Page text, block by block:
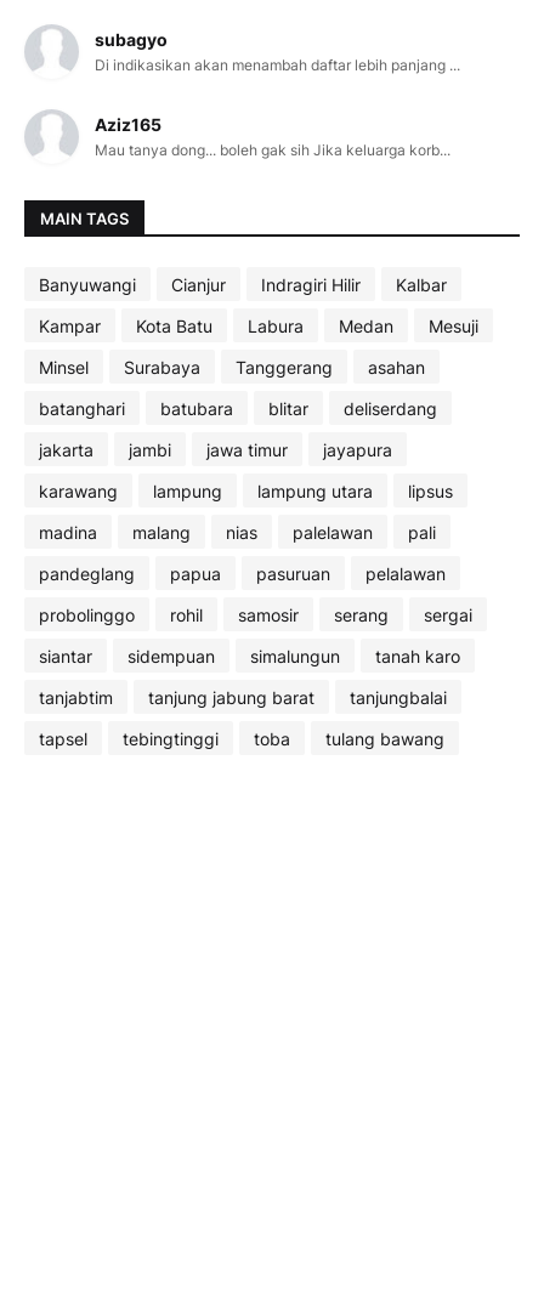
subagyo
Di indikasikan akan menambah daftar lebih panjang ...
Aziz165
Mau tanya dong... boleh gak sih Jika keluarga korb...
MAIN TAGS
Banyuwangi Cianjur Indragiri Hilir
Kalbar
Kampar
Kota Batu Labura Medan
Mesuji
Minsel
Surabaya Tanggerang
asahan
batanghari
batubara blitar
deliserdang
jakarta
jambi jawa timur
jayapura
karawang
lampung lampung utara
lipsus
madina
malang nias palelawan
pali
pandeglang
papua pasuruan
pelalawan
probolinggo
rohil samosir serang
sergai
siantar
sidempuan simalungun
tanah karo
tanjabtim
tanjung jabung barat
tanjungbalai
tapsel
tebingtinggi toba tulang bawang